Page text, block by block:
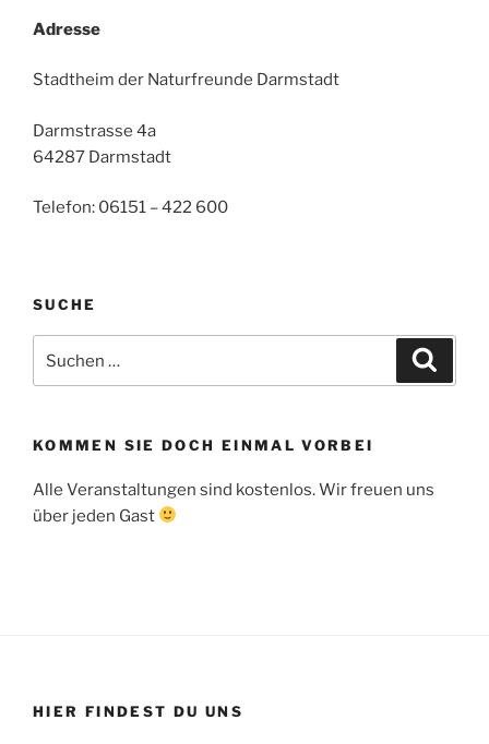
Adresse
Stadtheim der Naturfreunde Darmstadt
Darmstrasse 4a
64287 Darmstadt
Telefon: 06151 – 422 600
SUCHE
nach:
KOMMEN SIE DOCH EINMAL VORBEI
Alle Veranstaltungen sind kostenlos. Wir freuen uns
über jeden Gast
HIER FINDEST DU UNS